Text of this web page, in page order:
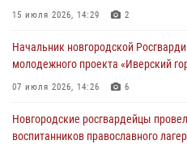
Новгородские росгвардейцы
Телесюжет в программе
Новости часа." от 29 июля 2026
29 июля 2026, 12:54 1
15 июля 2026, 14:29 2
Начальник новгородской
молодежного проекта «Иверский
07 июля 2026, 14:26 6
Новгородские росгвардейцы
воспитанников православного